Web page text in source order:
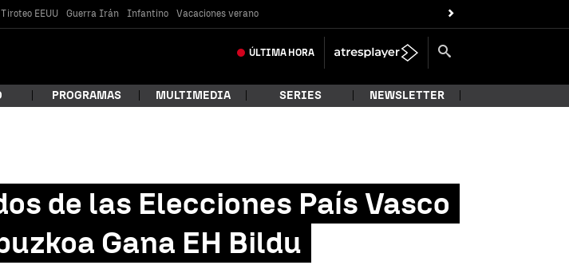
Tiroteo EEUU Guerra Irán Infantino Vacaciones verano
ÚLTIMA HORA
PROGRAMAS MULTIMEDIA SERIES NEWSLETTER
de las Elecciones País Vasco
Gana EH Bildu